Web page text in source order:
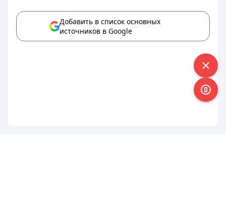
Добавить в список основных
источников в Google